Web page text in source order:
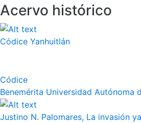
Acervo histórico
Códice Yanhuitlán
Códice
Benemérita Universidad Autónoma
Justino N. Palomares, La invasión